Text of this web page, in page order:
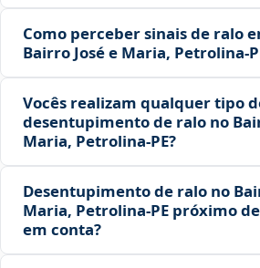
Como perceber sinais de ralo
Bairro José e Maria,
Vocês realizam qualquer tipo
desentupimento de ralo no
Maria, Petrolina‑PE?
Desentupimento de ralo no
Maria, Petrolina‑PE próximo
em conta?